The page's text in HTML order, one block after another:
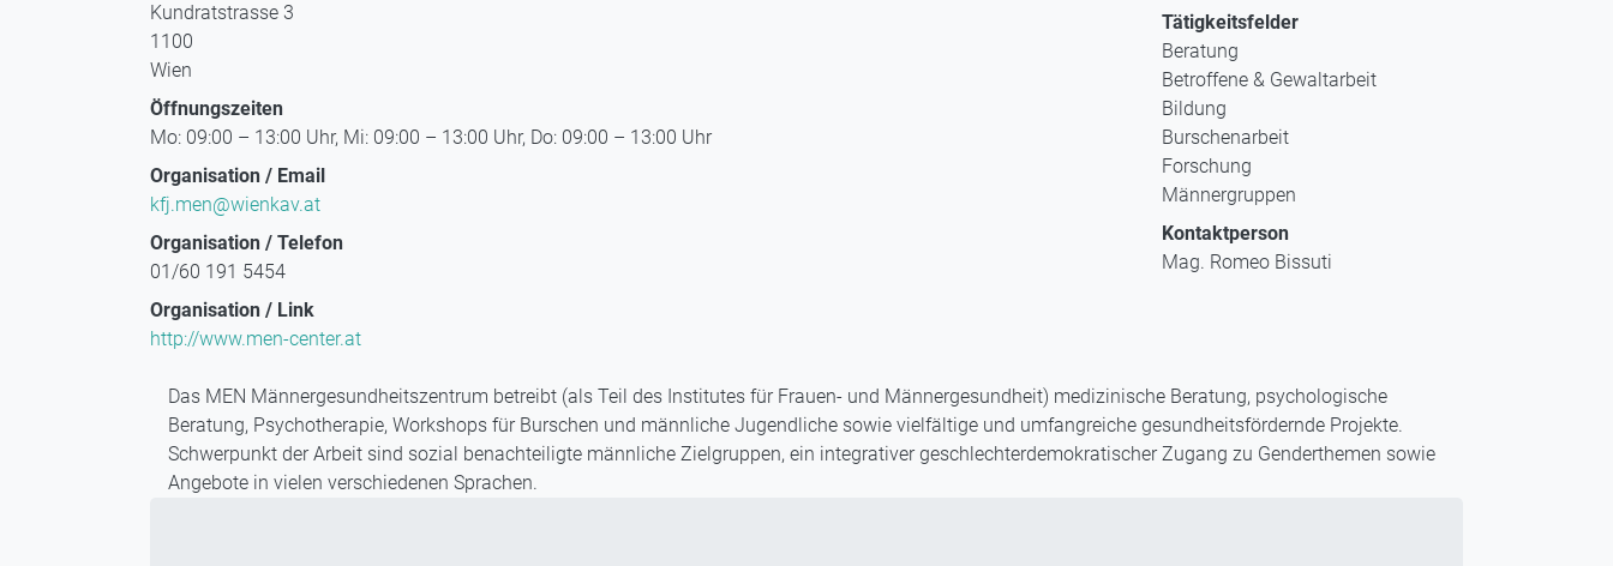
Kundratstrasse 3
1100
Wien
Öffnungszeiten
Mo: 09:00 – 13:00 Uhr, Mi: 09:00 – 13:00 Uhr, Do: 09:00 – 13:00 Uhr
Organisation / Email
kfj.men@wienkav.at
Organisation / Telefon
01/60 191 5454
Organisation / Link
http://www.men-center.at
Tätigkeitsfelder
Beratung
Betroffene & Gewaltarbeit
Bildung
Burschenarbeit
Forschung
Männergruppen
Kontaktperson
Mag. Romeo Bissuti
Das MEN Männergesundheitszentrum betreibt (als Teil des Institutes für Frauen- und Männergesundheit) medizinische Beratung, psychologische
Beratung, Psychotherapie, Workshops für Burschen und männliche Jugendliche sowie vielfältige und umfangreiche gesundheitsfördernde Projekte.
Schwerpunkt der Arbeit sind sozial benachteiligte männliche Zielgruppen, ein integrativer geschlechterdemokratischer Zugang zu Genderthemen sowie
Angebote in vielen verschiedenen Sprachen.